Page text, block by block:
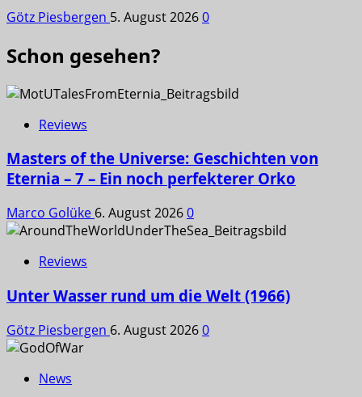
Götz Piesbergen 5. August 20260
Schon gesehen?
Reviews
Masters of the Universe: Geschichten von
Eternia – 7 – Ein noch perfekterer Orko
Marco Golüke 6. August 20260
Reviews
Unter Wasser rund um die Welt (1966)
Götz Piesbergen 6. August 20260
News